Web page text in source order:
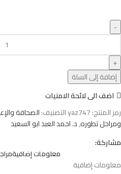
إضافة إلى السلة
اضف الى لائحة الامنيات
رمز المنتج:yaz747التصنيف:الصحافة
ومراحل تطوره,د. احمد العبد ابو السعيد
مشاركة:
معلومات إضافية
معلومات إضافية